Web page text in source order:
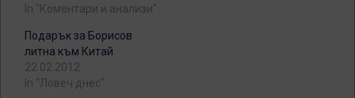
In "Коментари и анализи"
Подарък за Борисов
литна към Китай
22.02.2012
In "Ловеч днес"